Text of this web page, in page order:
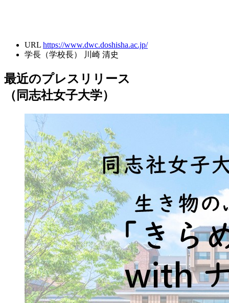
URL https://www.dwc.doshisha.ac.jp/
学長（学校長）
川崎 清史
最近のプレスリリース
（同志社女子大学）